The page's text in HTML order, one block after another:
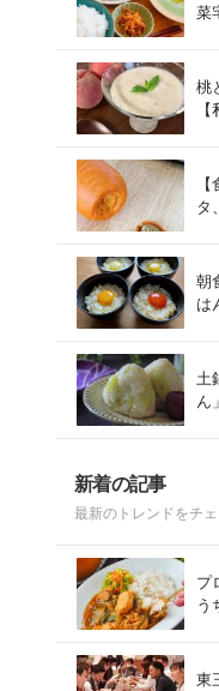
菜
桃
タ
朝
は
土
ん
新着の記事
最新のトレンドをチェ
プ
う
東